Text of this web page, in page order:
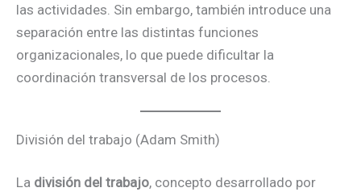
las actividades. Sin embargo, también introduce una
separación entre las distintas funciones
organizacionales, lo que puede dificultar la
coordinación transversal de los procesos.
División del trabajo (Adam Smith)
La división del trabajo, concepto desarrollado por